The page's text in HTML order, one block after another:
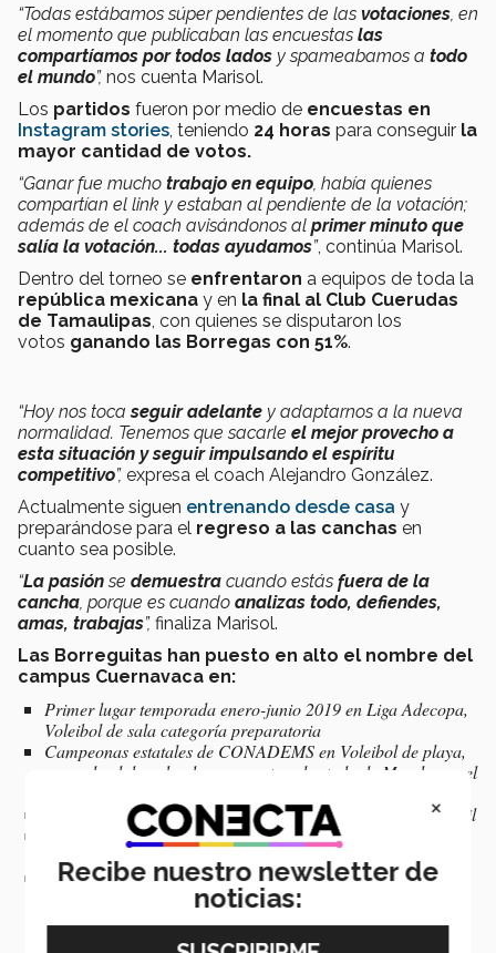
“Todas estábamos súper pendientes de las votaciones, en
el momento que publicaban las encuestas las
compartíamos por todos lados y spameabamos a todo
el mundo”, nos cuenta Marisol.
Los partidos fueron por medio de encuestas en
Instagram stories, teniendo 24 horas para conseguir la
mayor cantidad de votos.
“Ganar fue mucho trabajo en equipo, había quienes
compartían el link y estaban al pendiente de la votación;
además de el coach avisándonos al primer minuto que
salía la votación... todas ayudamos”, continúa Marisol.
Dentro del torneo se enfrentaron a equipos de toda la
república mexicana y en la final al Club Cuerudas
de Tamaulipas, con quienes se disputaron los
votos ganando las Borregas con 51%.
“Hoy nos tocaseguir adelante y adaptarnos a la nueva
normalidad. Tenemos que sacarle el mejor provecho a
esta situación y seguir impulsando el espíritu
competitivo”, expresa el coach Alejandro González.
Actualmente siguen entrenando desde casa y
preparándose para el regreso a las canchas en
cuanto sea posible.
“La pasiónse demuestra cuando estás fuera de la
cancha, porque es cuando analizas todo, defiendes,
amas, trabajas”, finaliza Marisol.
Las Borreguitas han puesto en alto el nombre del
campus Cuernavaca en:
Primer lugar temporada enero-junio 2019 en Liga Adecopa,
Voleibol de sala categoría preparatoria
Campeonas estatales de CONADEMS en Voleibol de playa,
ganando el derecho de representar al estado de Morelos en el
Segundo lugar en Intercampus 2019 categoría Mayor femenil
Segundo lugar en temporada septiembre-diciembre 2019,
Voleibol de sala Liga Adecopa categoría preparatoria
Primer lugar Voleibol de sala en liga Adecopa temporada
septiembre - diciembre 2019 Voleibol de sala Categoría
×
Recibe nuestro newsletter de
noticias: